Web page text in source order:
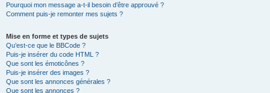
Pourquoi mon message a-t-il besoin d’être approuvé ?
Comment puis-je remonter mes sujets ?
Mise en forme et types de sujets
Qu’est-ce que le BBCode ?
Puis-je insérer du code HTML ?
Que sont les émoticônes ?
Puis-je insérer des images ?
Que sont les annonces générales ?
Que sont les annonces ?